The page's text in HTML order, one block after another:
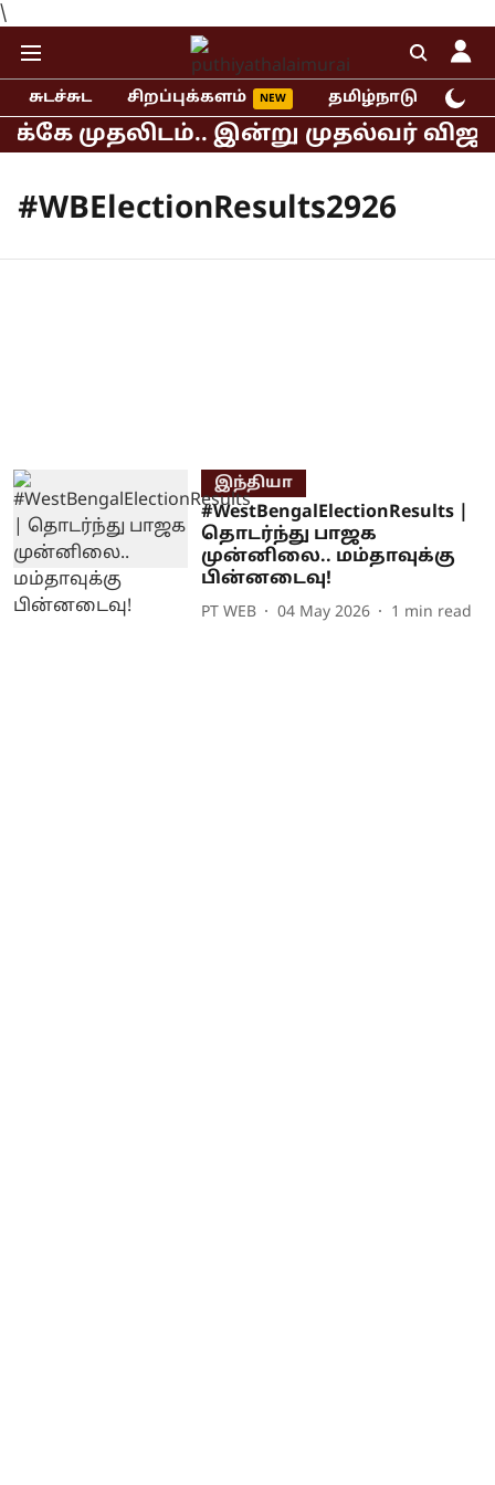
\
சுடச்சுட சிறப்புக்களம் தமிழ்நாடு
முதலிடம்.. இன்று முதல்வர்
#WBElectionResults2926
இந்தியா
#WestBengalElectionResults |
தொடர்ந்து பாஜக
முன்னிலை.. மம்தாவுக்கு
பின்னடைவு!
PT WEB 04 May 2026 1 min read